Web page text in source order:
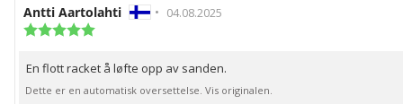
Forfatter:
Antti Aartolahti • Omtaledato:
04.08.2025
5
mulige
Omtaletekst:
En flott racket å løfte opp av sanden.
Dette er en automatisk oversettelse. Vis originalen.